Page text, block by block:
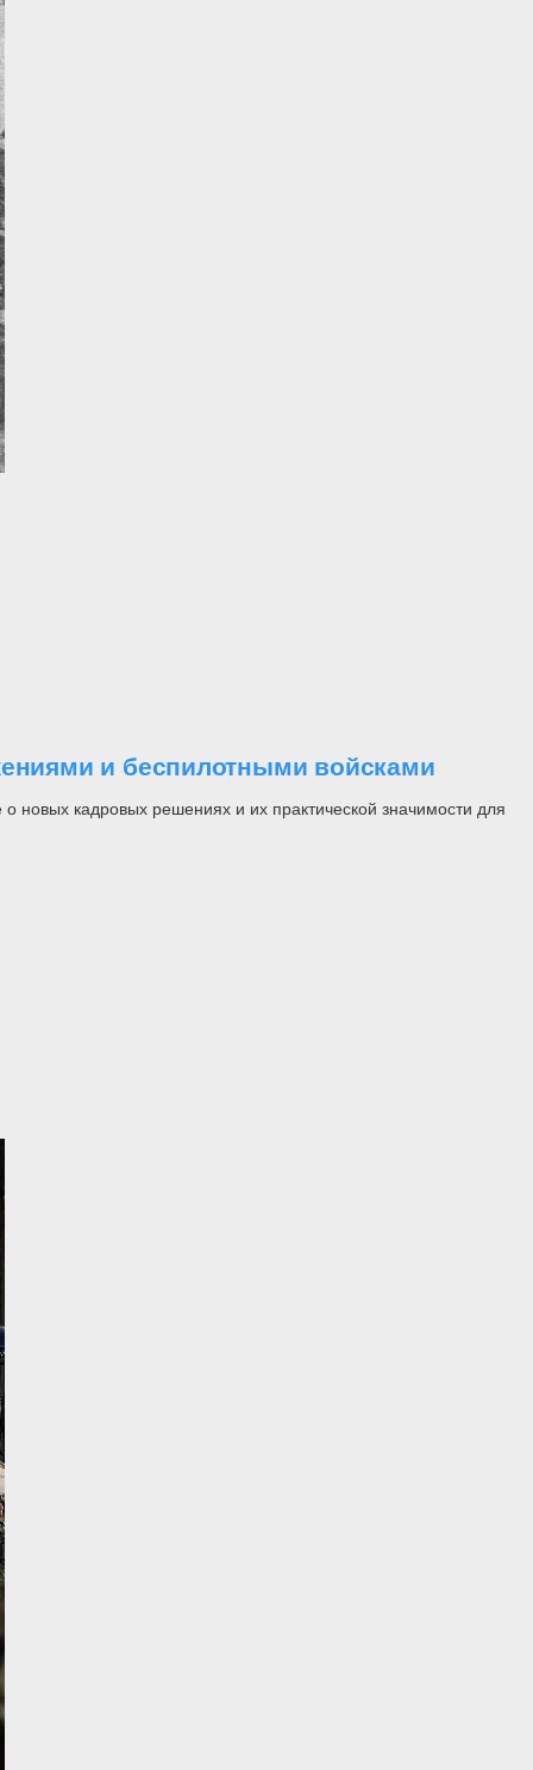
и беспилотными войсками
новых кадровых решениях и их практической значимости для